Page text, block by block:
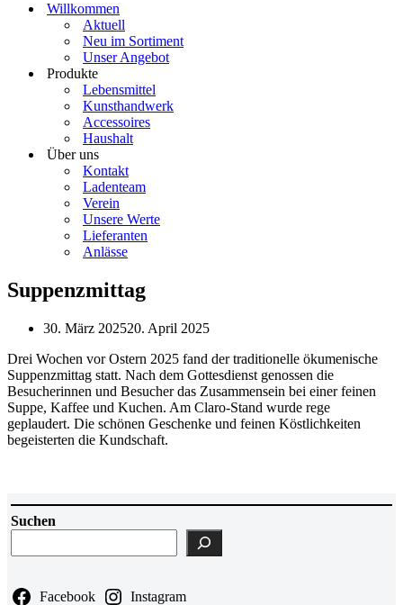
Willkommen
Aktuell
Neu im Sortiment
Unser Angebot
Produkte
Lebensmittel
Kunsthandwerk
Accessoires
Haushalt
Über uns
Kontakt
Ladenteam
Verein
Unsere Werte
Lieferanten
Anlässe
Suppenzmittag
30. März 202520. April 2025
Drei Wochen vor Ostern 2025 fand der traditionelle ökumenische
Suppenzmittag statt. Nach dem Gottesdienst genossen die
Besucherinnen und Besucher das Zusammensein bei einer feinen
Suppe, Kaffee und Kuchen. Am Claro-Stand wurde rege
geplaudert. Die schönen Geschenke und feinen Köstlichkeiten
begeisterten die Kundschaft.
Suchen
Facebook Instagram